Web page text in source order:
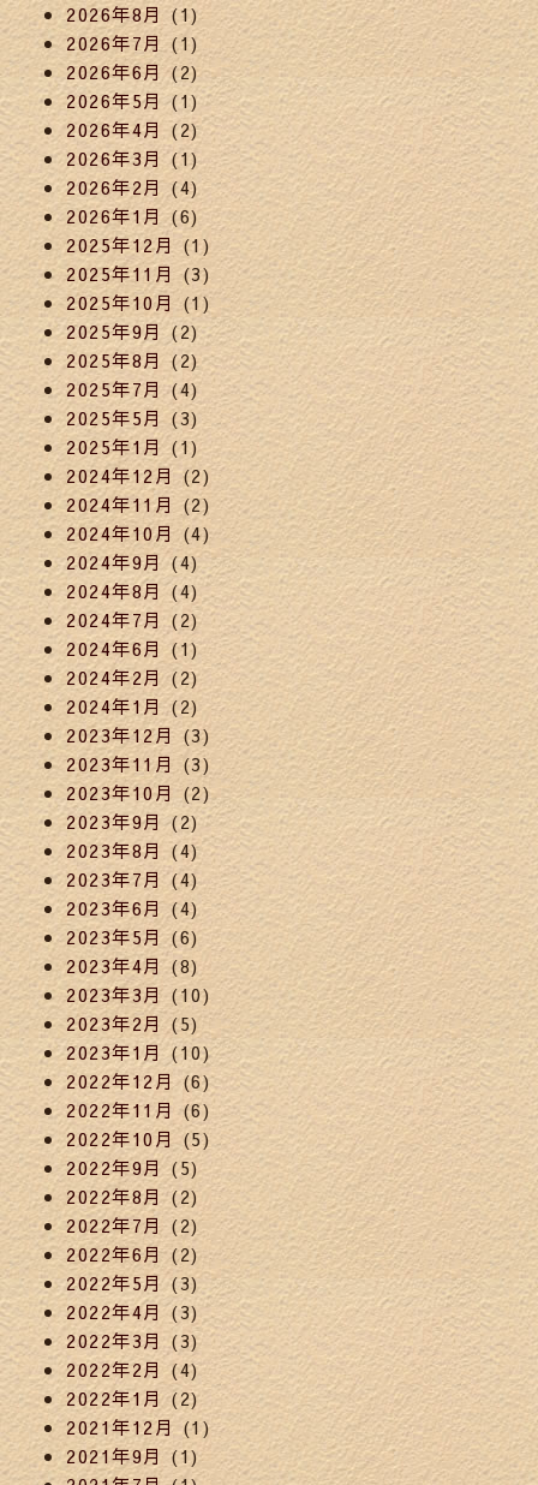
2026年8月 (1)
2026年7月 (1)
2026年6月 (2)
2026年5月 (1)
2026年4月 (2)
2026年3月 (1)
2026年2月(4)
2026年1月(6)
2025年12月 (1)
2025年11月 (3)
2025年10月 (1)
2025年9月 (2)
2025年8月 (2)
2025年7月 (4)
2025年5月(3)
2025年1月(1)
2024年12月 (2)
2024年11月 (2)
2024年10月(4)
2024年9月(4)
2024年8月 (4)
2024年7月 (2)
2024年6月 (1)
2024年2月(2)
2024年1月(2)
2023年12月 (3)
2023年11月 (3)
2023年10月 (2)
2023年9月 (2)
2023年8月 (4)
2023年7月 (4)
2023年6月(4)
2023年5月(6)
2023年4月(8)
2023年3月(10)
2023年2月 (5)
2023年1月 (10)
2022年12月(6)
2022年11月 (6)
2022年10月 (5)
2022年9月(5)
2022年8月(2)
2022年7月(2)
2022年6月(2)
2022年5月(3)
2022年4月 (3)
2022年3月 (3)
2022年2月 (4)
2022年1月(2)
2021年12月(1)
2021年9月 (1)